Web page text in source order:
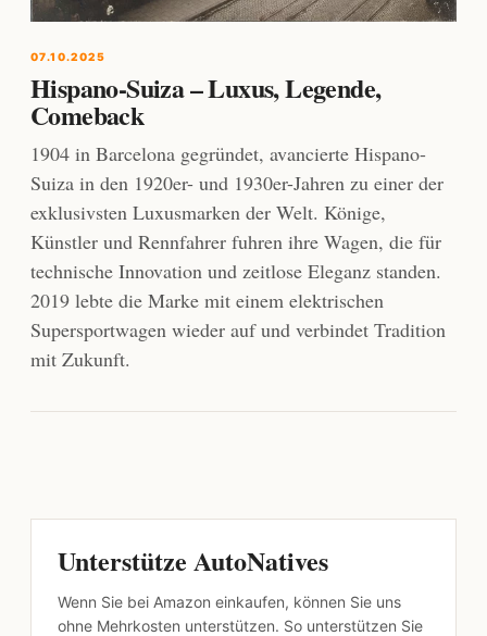
07.10.2025
Hispano-Suiza – Luxus, Legende,
Comeback
1904 in Barcelona gegründet, avancierte Hispano-
Suiza in den 1920er- und 1930er-Jahren zu einer der
exklusivsten Luxusmarken der Welt. Könige,
Künstler und Rennfahrer fuhren ihre Wagen, die für
technische Innovation und zeitlose Eleganz standen.
2019 lebte die Marke mit einem elektrischen
Supersportwagen wieder auf und verbindet Tradition
mit Zukunft.
Unterstütze AutoNatives
Wenn Sie bei Amazon einkaufen, können Sie uns
ohne Mehrkosten unterstützen. So unterstützen Sie